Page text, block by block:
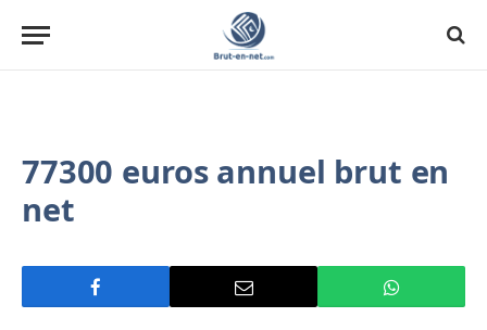
77300 euros annuel brut en
net